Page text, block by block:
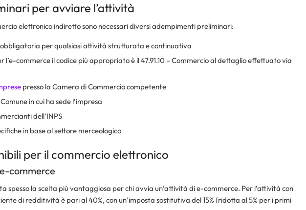
per avviare l’attività
elettronico indiretto sono necessari diversi adempimenti preliminari:
per qualsiasi attività strutturata e continuativa
l’e-commerce il codice più appropriato è il 47.91.10 – Commercio al dettaglio effettuato via
presso la Camera di Commercio competente
in cui ha sede l’impresa
dell’INPS
in base al settore merceologico
per il commercio elettronico
commerce
spesso la scelta più vantaggiosa per chi avvia un’attività di e-commerce. Per l’attività con
di redditività è pari al 40%, con un’imposta sostitutiva del 15% (ridotta al 5% per i primi